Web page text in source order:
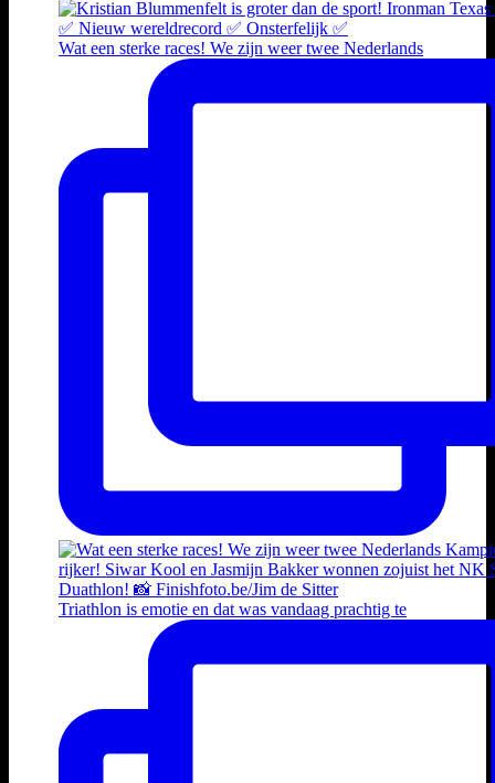
Wat een sterke races! We zijn weer twee Nederlands
Triathlon is emotie en dat was vandaag prachtig te